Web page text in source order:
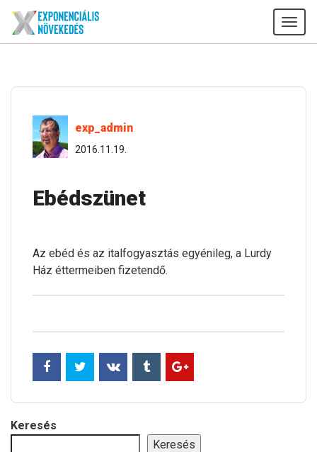
exp_admin
2016.11.19.
Ebédszünet
Az ebéd és az italfogyasztás egyénileg, a Lurdy
Ház éttermeiben fizetendő.
Keresés
Keresés